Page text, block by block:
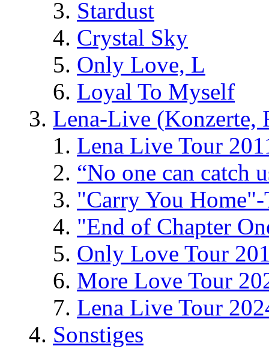
Stardust
Crystal Sky
Only Love, L
Loyal To Myself
Lena-Live (Konzerte,
Lena Live Tour
“No one can catch
"Carry You
"End of Chapter
Only Love Tour
More Love Tour
Lena Live Tour
Sonstiges